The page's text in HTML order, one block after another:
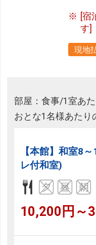
[宿
す]
現地
部屋：食事/1室あ
おとな1名様あたり
【本館】和室8
レ付和室)
10,200円～